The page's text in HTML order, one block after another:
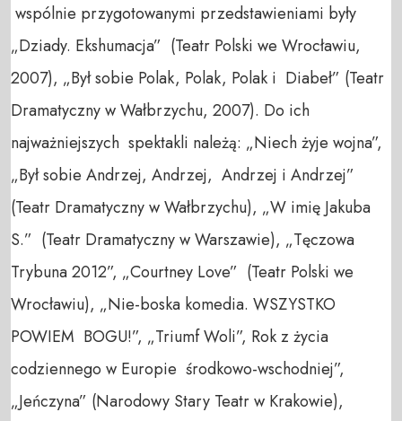
wspólnie przygotowanymi przedstawieniami były
„Dziady. Ekshumacja” (Teatr Polski we Wrocławiu,
2007), „Był sobie Polak, Polak, Polak i Diabeł” (Teatr
Dramatyczny w Wałbrzychu, 2007). Do ich
najważniejszych spektakli należą: „Niech żyje wojna”,
„Był sobie Andrzej, Andrzej, Andrzej i Andrzej”
(Teatr Dramatyczny w Wałbrzychu), „W imię Jakuba
S.” (Teatr Dramatyczny w Warszawie), „Tęczowa
Trybuna 2012”, „Courtney Love” (Teatr Polski we
Wrocławiu), „Nie-boska komedia. WSZYSTKO
POWIEM BOGU!”, „Triumf Woli”, Rok z życia
codziennego w Europie środkowo-wschodniej”,
„Jeńczyna” (Narodowy Stary Teatr w Krakowie),